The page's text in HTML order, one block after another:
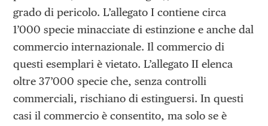
grado di pericolo. L’allegato I contiene circa
1’000 specie minacciate di estinzione e anche dal
commercio internazionale. Il commercio di
questi esemplari è vietato. L’allegato II elenca
oltre 37’000 specie che, senza controlli
commerciali, rischiano di estinguersi. In questi
casi il commercio è consentito, ma solo se è